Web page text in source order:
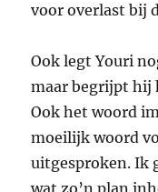
voor overlast bij
Ook legt Youri
maar begrijpt hij
Ook het woord
moeilijk woord
uitgesproken. Ik